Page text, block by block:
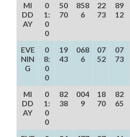
MI
DD
AY
0
1:
0
0
50
70
858
6
22
73
89
12
EVE
NIN
G
0
8:
0
0
19
43
068
6
07
52
07
73
MI
DD
AY
0
1:
0
0
82
38
004
9
18
70
82
65